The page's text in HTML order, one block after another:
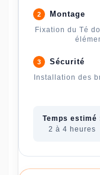
2 Montage
Fixation du Té
3 Sécurité
Installation des
Temps estimé
2 à 4 heures